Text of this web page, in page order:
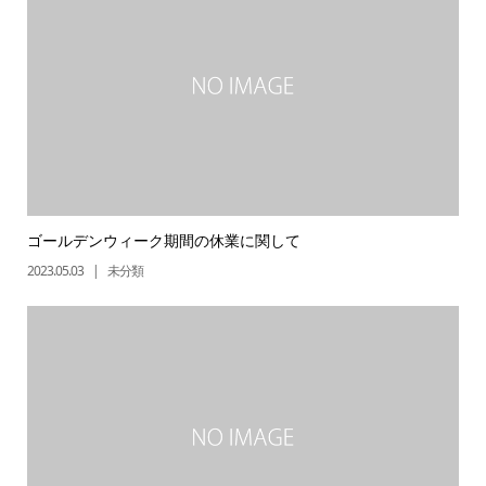
ゴールデンウィーク期間の休業に関して
2023.05.03 未分類